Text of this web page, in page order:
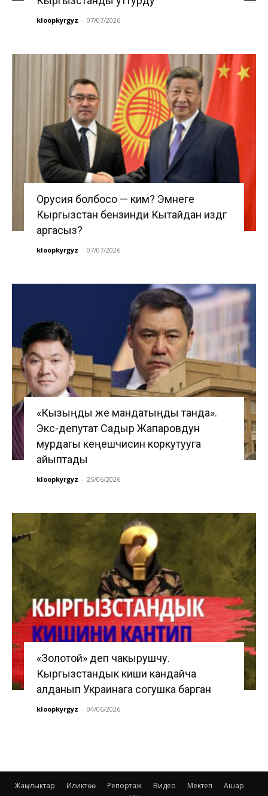
kloopkyrgyz - 07/07/2026
Орусия болбосо — ким? Эмнеге
Кыргызстан бензинди Кытайдан издөөгө
аргасыз?
kloopkyrgyz - 07/07/2026
«Кызыңды же мандатыңды танда».
Экс-депутат Садыр Жапаровдун
мурдагы кеңешчисин коркутууга
айыптады
kloopkyrgyz - 25/06/2026
«Золотой» деп чакырушчу.
Кыргызстандык киши кандайча
алданып Украинага согушка барган
kloopkyrgyz - 04/06/2026
Жаңылыктар Иликтөө Репортаж Видео Мектеп
Ашар